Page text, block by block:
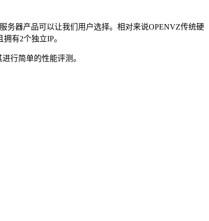
务器产品可以让我们用户选择。相对来说OPENVZ传统硬
有2个独立IP。
行简单的性能评测。